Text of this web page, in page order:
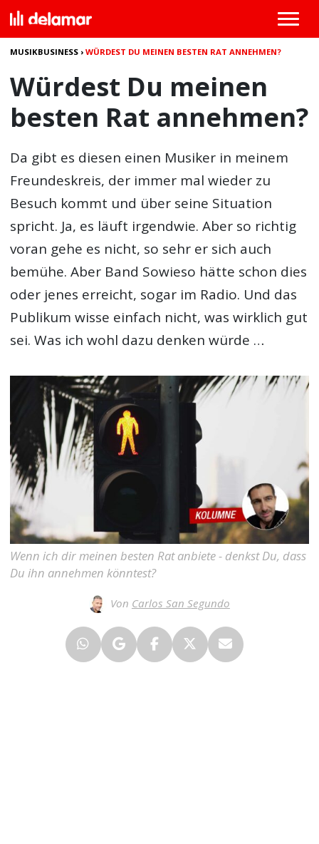
MUSIKBUSINESS ›WÜRDEST DU MEINEN BESTEN RAT ANNEHMEN?
Würdest Du meinen
besten Rat annehmen?
Da gibt es diesen einen Musiker in meinem
Freundeskreis, der immer mal wieder zu
Besuch kommt und über seine Situation
spricht. Ja, es läuft irgendwie. Aber so richtig
voran gehe es nicht, so sehr er sich auch
bemühe. Aber Band Sowieso hätte schon dies
oder jenes erreicht, sogar im Radio. Und das
Publikum wisse einfach nicht, was wirklich gut
sei. Was ich wohl dazu denken würde …
Wenn ich dir meinen besten Rat anbiete - denkst Du, dass
Du ihn annehmen könntest?
Von Carlos San Segundo